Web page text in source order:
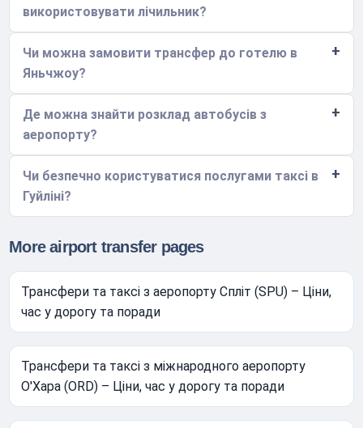
використовувати лічильник?
Чи можна замовити трансфер до готелю в
Яньчжоу?
Де можна знайти розклад автобусів з
аеропорту?
Чи безпечно користуватися послугами таксі в
Гуйліні?
More airport transfer pages
Трансфери та таксі з аеропорту Спліт (SPU) – Ціни,
час у дорогу та поради
Трансфери та таксі з міжнародного аеропорту
О'Хара (ORD) – Ціни, час у дорогу та поради